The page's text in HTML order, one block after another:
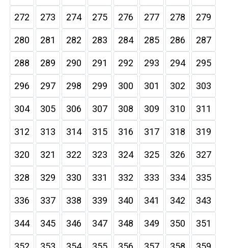
272 273 274 275 276 277 278 279
280 281 282 283 284 285 286 287
288 289 290 291 292 293 294 295
296 297 298 299 300 301 302 303
304 305 306 307 308 309 310 311
312 313 314 315 316 317 318 319
320 321 322 323 324 325 326 327
328 329 330 331 332 333 334 335
336 337 338 339 340 341 342 343
344 345 346 347 348 349 350 351